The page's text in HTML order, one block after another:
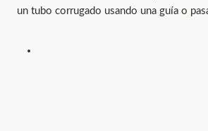
un tubo corrugado usando una guía o